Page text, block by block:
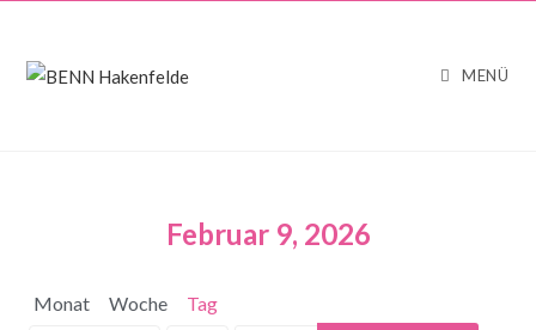
MENÜ
Februar 9, 2026
Monat Woche Tag